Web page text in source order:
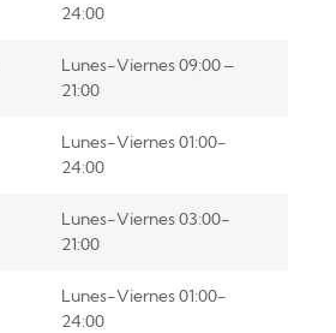
24:00
Lunes-Viernes 09:00 –
21:00
Lunes-Viernes 01:00-
24:00
Lunes-Viernes 03:00-
21:00
Lunes-Viernes 01:00-
24:00